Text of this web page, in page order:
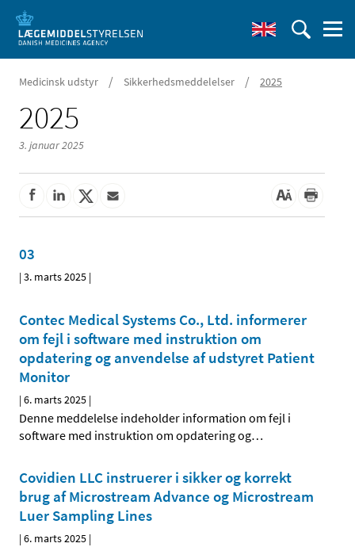
Medicinsk udstyr / Sikkerhedsmeddelelser / 2025
2025
3. januar 2025
03
|3. marts 2025 |
Contec Medical Systems Co., Ltd. informerer
om fejl i software med instruktion om
opdatering og anvendelse af udstyret Patient
Monitor
|6. marts 2025 |
Denne meddelelse indeholder information om fejl i
software med instruktion om opdatering og…
Covidien LLC instruerer i sikker og korrekt
brug af Microstream Advance og Microstream
Luer Sampling Lines
|6. marts 2025 |